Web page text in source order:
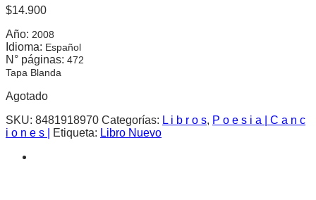
$14.900
Año: 2008
Idioma: Español
N° páginas: 472
Tapa Blanda
Agotado
SKU: 8481918970 Categorías: L i b r o s, P o e s i a | C a n c
i o n e s |
Etiqueta: Libro Nuevo